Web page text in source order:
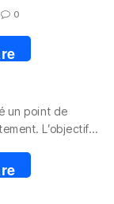
0
un point de
L’objectif…